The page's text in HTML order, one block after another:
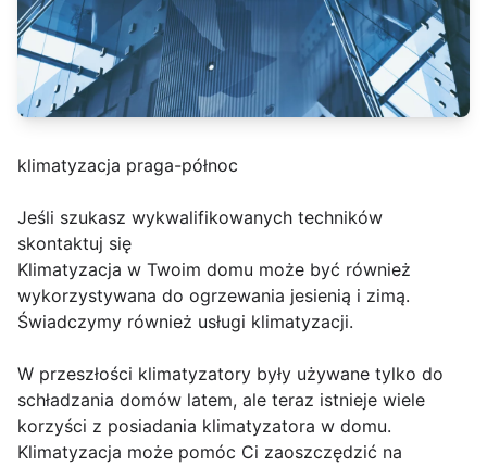
klimatyzacja praga-północ
Jeśli szukasz wykwalifikowanych techników
skontaktuj się
Klimatyzacja w Twoim domu może być również
wykorzystywana do ogrzewania jesienią i zimą.
Świadczymy również usługi klimatyzacji.
W przeszłości klimatyzatory były używane tylko do
schładzania domów latem, ale teraz istnieje wiele
korzyści z posiadania klimatyzatora w domu.
Klimatyzacja może pomóc Ci zaoszczędzić na